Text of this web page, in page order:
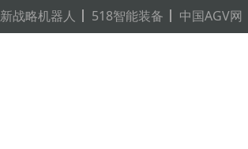
新战略机器人 518智能装备 中国AGV网